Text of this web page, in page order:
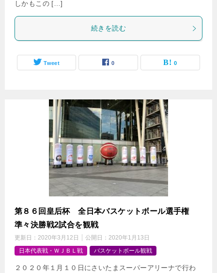
しかもこの […]
続きを読む
Tweet 0 0
第８６回皇后杯 全日本バスケットボール選手権
準々決勝戦2試合を観戦
更新日： 2020年3月12日 公開日： 2020年1月13日
日本代表戦・ＷＪＢＬ戦
バスケットボール観戦
２０２０年１月１０日にさいたまスーパーアリーナで行わ